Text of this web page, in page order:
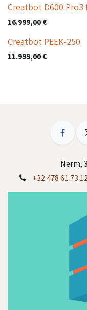
Creatbot D600 Pro3
16.999,00 €
Nieuw!
Creatbot PEEK-250
11.999,00 €
Nerm,
+32 478 61 73 12